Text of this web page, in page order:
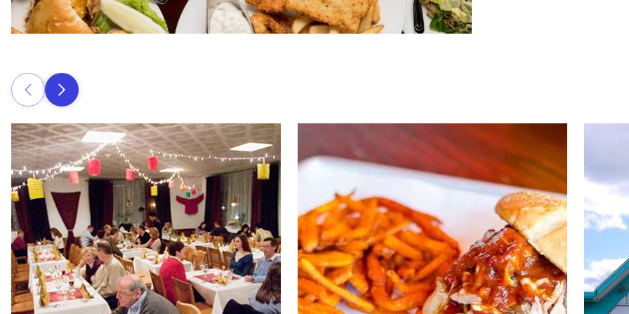
Prev 次のページ
Read more about Bevier Cafe' Read more about Black Dog Smoke & Ale House Read